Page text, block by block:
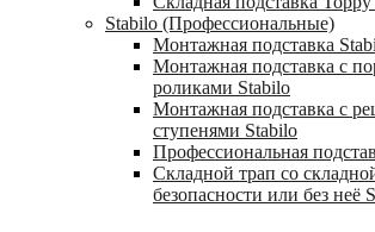
Stabilo (Профессиональные)
Монтажная подставка
Монтажная подставка с
роликами Stabilo
Монтажная подставка с
ступенями Stabilo
Профессиональная
Складной трап со
безопасности или без неё